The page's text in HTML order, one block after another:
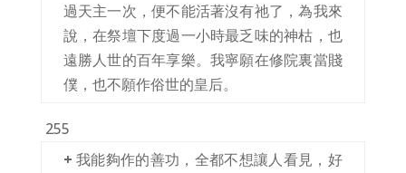
過天主一次，便不能活著沒有祂了，為我來
說，在祭壇下度過一小時最乏味的神枯，也
遠勝人世的百年享樂。我寧願在修院裏當賤
僕，也不願作俗世的皇后。
255
+ 我能夠作的善功，全都不想讓人看見，好